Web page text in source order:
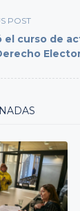
POST
el curso de